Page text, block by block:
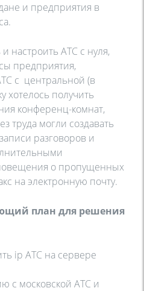
и предприятия в
настроить АТС с нуля,
предприятия,
с центральной (в
хотелось получить
конференц-комнат,
труда могли создавать
разговоров и
о пропущенных
на электронную почту.
план для решения
ip АТС на сервере
с московской АТС и